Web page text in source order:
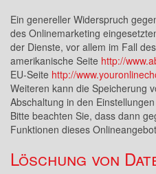
Ein genereller Widerspruch
des Onlinemarketing
der Dienste, vor allem im Fall
amerikanische Seite http://
EU-Seite http://
Weiteren kann die Speicherung
Abschaltung in den
Bitte beachten Sie, dass dann
Funktionen dieses
Löschung von